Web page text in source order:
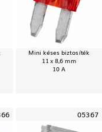
Mini késes biztosíték
11 x 8,6 mm
10 A
05367